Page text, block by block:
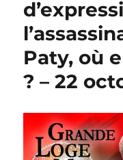
Paty, où
? – 22